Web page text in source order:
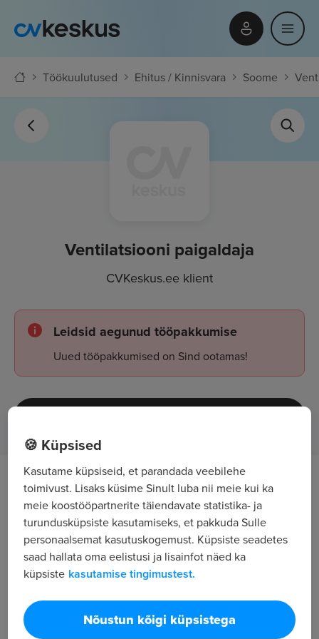
Töökuulutused Ehitus / Kinnisvara Soome
Ventilatsiooni paigaldaja
CVKeskus.ee klient
Leidsid aegunud tööpakkumise
Uued tööpakkumised on Sind ootamas!
OTSIME KOGENUD VENTILATSIOONI
PAIGALDAJAID SOOME JA ROOTSI
PROJEKTIDELE
Pakume tööd kogenud ventilatsiooni
paigaldajatele erinevatel ehitus- ja
tööstusobjektidel Soomes ja Rootsis.
Ootused kandidaadile
🍪 Küpsised
Kasutame küpsiseid, et parandada veebilehe
toimivust. Lisaks küsime Sinult luba nii meie kui ka
meie koostööpartnerite täiendavate statistika- ja
turundusküpsiste kasutamiseks, et pakkuda Sulle
personaalsemat kasutuskogemust. Küpsiste seadetes
saad hallata oma eelistusi ja lisainfot näed ka
küpsiste kasutamise tingimustest.
Nõustun kõigi küpsistega